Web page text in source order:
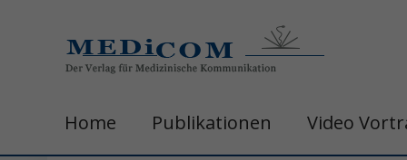
Home Publikationen Video